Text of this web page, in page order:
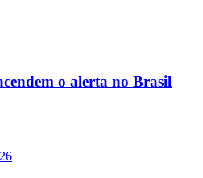
o alerta no Brasil